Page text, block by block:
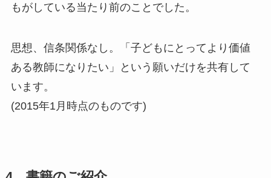
もがしている当たり前のことでした。
思想、信条関係なし。「子どもにとってより価値
ある教師になりたい」という願いだけを共有して
います。
(2015年1月時点のものです)